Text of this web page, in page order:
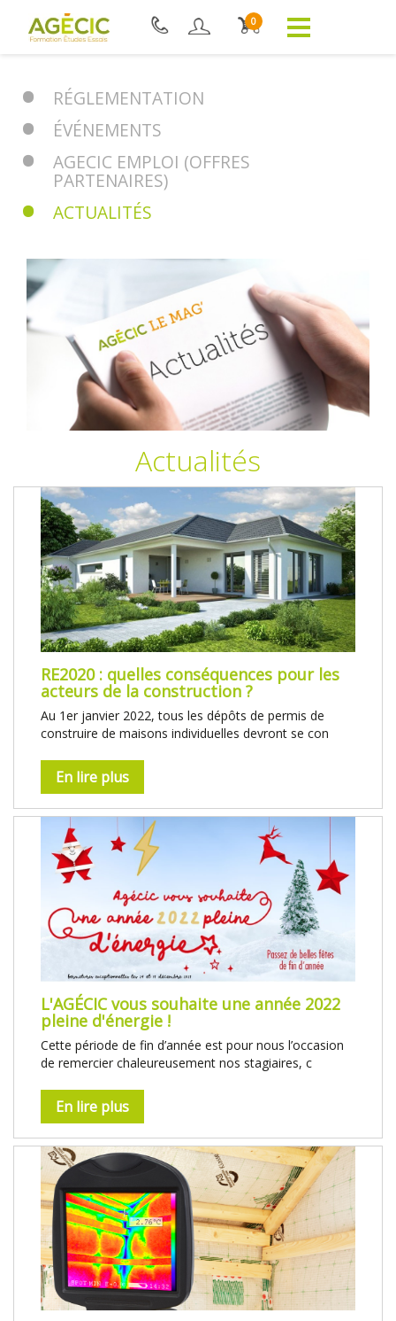
0
RÉGLEMENTATION
ÉVÉNEMENTS
AGECIC EMPLOI (OFFRES
PARTENAIRES)
ACTUALITÉS
Actualités
RE2020 : quelles conséquences pour les
acteurs de la construction ?
Au 1er janvier 2022, tous les dépôts de permis de
construire de maisons individuelles devront se con
En lire plus
L'AGÉCIC vous souhaite une année 2022
pleine d'énergie !
Cette période de fin d’année est pour nous l’occasion
de remercier chaleureusement nos stagiaires, c
En lire plus